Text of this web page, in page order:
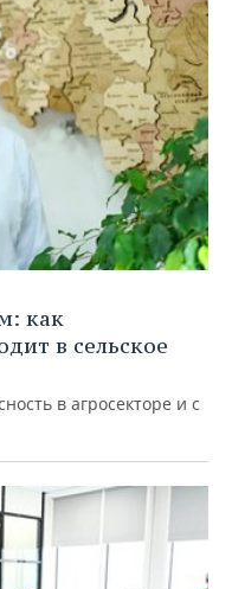
как
в сельское
в агросекторе и с